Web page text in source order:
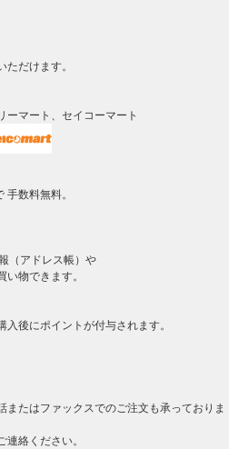
だけます。
ーマート、セイコーマート
数料無料。
（アドレス帳）や
物できます。
後にポイントが付与されます。
またはファックスでのご注文も承っておりま
絡ください。